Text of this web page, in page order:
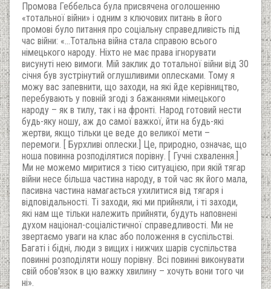
Промова Геббельса була присвячена оголошенню
«тотальної війни» і одним з ключових питань в його
промові було питання про соціальну справедливість під
час війни: «…Тотальна війна стала справою всього
німецького народу. Ніхто не має права ігнорувати
висунуті нею вимоги. Мій заклик до тотальної війни від 30
січня був зустрінутий оглушливими оплесками. Тому я
можу вас запевнити, що заходи, на які йде керівництво,
перебувають у повній згоді з бажаннями німецького
народу – як в тилу, так і на фронті. Народ готовий нести
будь-яку ношу, аж до самої важкої, йти на будь-які
жертви, якщо тільки це веде до великої мети –
перемоги. [ Бурхливі оплески.] Це, природно, означає, що
ноша повинна розподілятися порівну. [ Гучні схвалення.]
Ми не можемо миритися з тією ситуацією, при якій тягар
війни несе більша частина народу, в той час як його мала,
пасивна частина намагається ухилитися від тягаря і
відповідальності. Ті заходи, які ми прийняли, і ті заходи,
які нам ще тільки належить прийняти, будуть наповнені
духом націонал-соціалістичної справедливості. Ми не
звертаємо уваги на клас або положення в суспільстві.
Багаті і бідні, люди з вищих і нижчих шарів суспільства
повинні розподіляти ношу порівну. Всі повинні виконувати
свій обов'язок в цю важку хвилину – хочуть вони того чи
ні».